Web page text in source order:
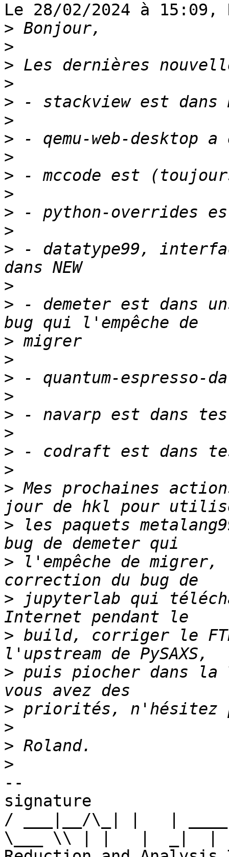
Le 28/02/2024 à
>
>
>
>
>
>
>
>
>
>
>
>
> - datatype99,
>
> - demeter est dans
>
>
>
>
>
>
>
>
> Mes prochaines
> les paquets
> l'empêche de
> jupyterlab qui
> build, corriger le
> puis piocher dans la
>
>
>
>
--
signature
/ ___|__/\_| |   |
\___ \\ | |   |  _|  |